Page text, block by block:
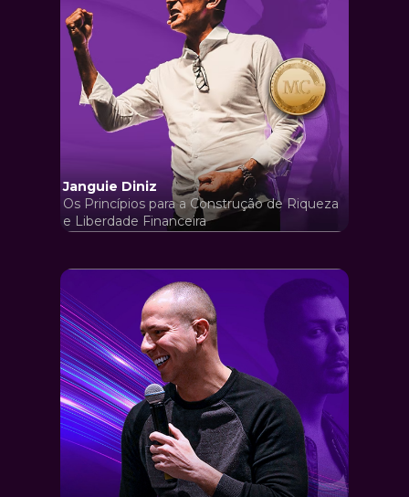
Janguie Diniz
Os Princípios para a Construção de Riqueza
e Liberdade Financeira